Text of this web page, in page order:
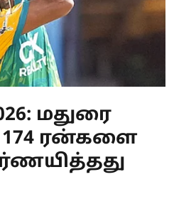
மதுரை
ரன்களை